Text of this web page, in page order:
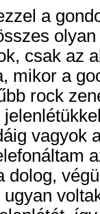
a
csak az
mikor a
rock
vagyok
dolog,